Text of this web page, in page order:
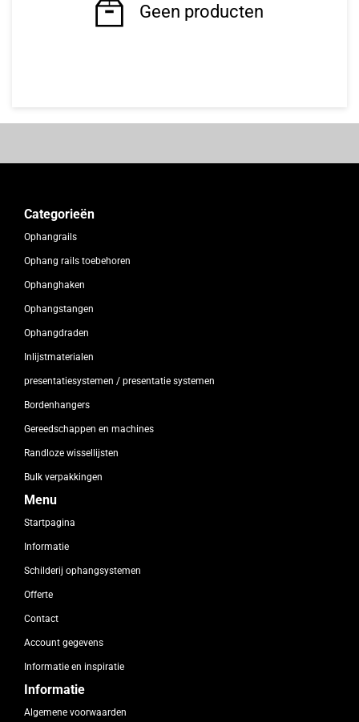
Geen producten
Categorieën
Ophangrails
Ophang rails toebehoren
Ophanghaken
Ophangstangen
Ophangdraden
Inlijstmaterialen
presentatiesystemen / presentatie systemen
Bordenhangers
Gereedschappen en machines
Randloze wissellijsten
Bulk verpakkingen
Menu
Startpagina
Informatie
Schilderij ophangsystemen
Offerte
Contact
Account gegevens
Informatie en inspiratie
Informatie
Algemene voorwaarden